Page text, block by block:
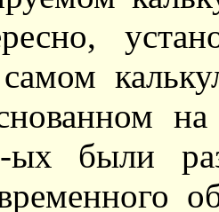
ых были